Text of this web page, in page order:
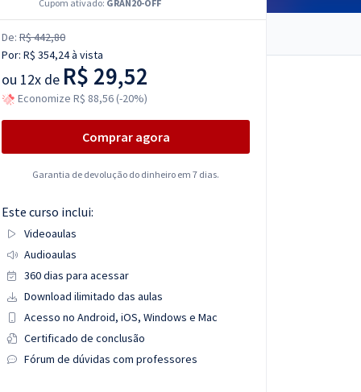
Cupom ativado: GRAN20-OFF
De: R$ 442,80
Por: R$ 354,24à vista
ou 12x de R$ 29,52
Economize R$ 88,56 (-20%)
Comprar agora
Garantia de devolução do dinheiro em 7 dias.
Este curso inclui:
Videoaulas
Audioaulas
360 dias para acessar
Download ilimitado das aulas
Acesso no Android, iOS, Windows e Mac
Certificado de conclusão
Fórum de dúvidas com professores